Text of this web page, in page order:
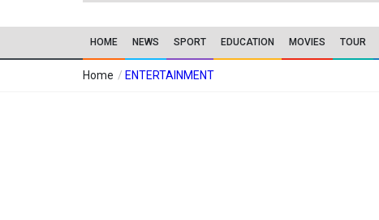
HOME NEWS SPORT EDUCATION MOVIES TOUR
Home / ENTERTAINMENT